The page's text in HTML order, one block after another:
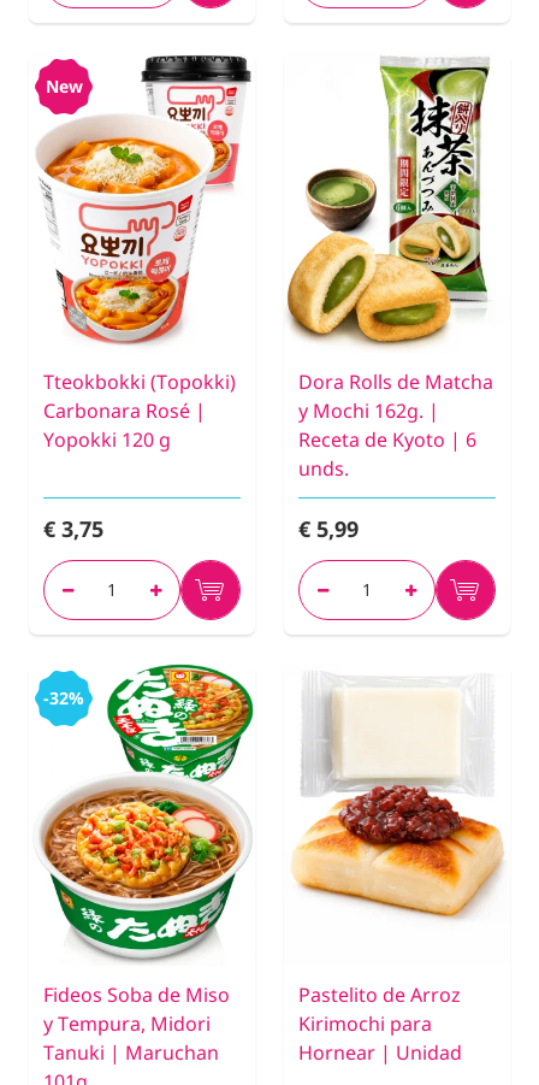
New
Tteokbokki (Topokki)
Carbonara Rosé |
Yopokki 120 g
€ 3,75
Dora Rolls de Matcha
y Mochi 162g. |
Receta de Kyoto | 6
unds.
€ 5,99
-32%
Fideos Soba de Miso
y Tempura, Midori
Tanuki | Maruchan
Pastelito de Arroz
Kirimochi para
Hornear | Unidad